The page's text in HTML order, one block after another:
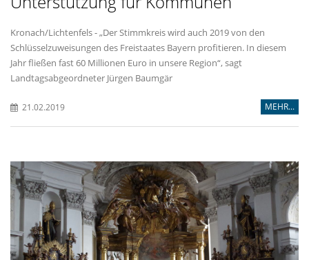
Kronach/Lichtenfels - „Der Stimmkreis wird auch 2019 von den
Schlüsselzuweisungen des Freistaates Bayern profitieren. In diesem
Jahr fließen fast 60 Millionen Euro in unsere Region“, sagt
Landtagsabgeordneter Jürgen Baumgär
21.02.2019 MEHR...